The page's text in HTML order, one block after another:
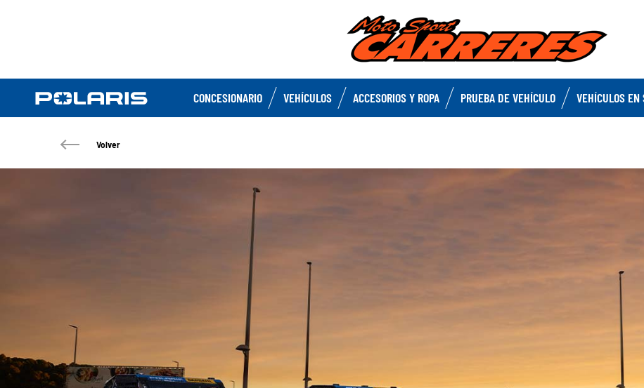
CONCESIONARIO VEHÍCULOS ACCESORIOS Y ROPA PRUEBA DE VEHÍCULO VEHÍCULOS EN
Volver